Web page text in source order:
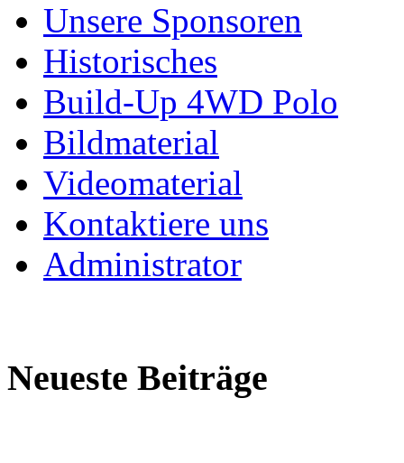
Unsere Sponsoren
Historisches
Build-Up 4WD Polo
Bildmaterial
Videomaterial
Kontaktiere uns
Administrator
Neueste Beiträge